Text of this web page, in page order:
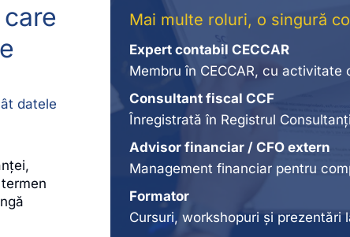
datele
Mai multe roluri, o singură
Expert contabil CECCAR
Membru în CECCAR, cu activitate
Consultant fiscal CCF
Înregistrată în Registrul
Advisor financiar / CFO extern
Management financiar pentru
Formator
Cursuri, workshopuri și prezentări